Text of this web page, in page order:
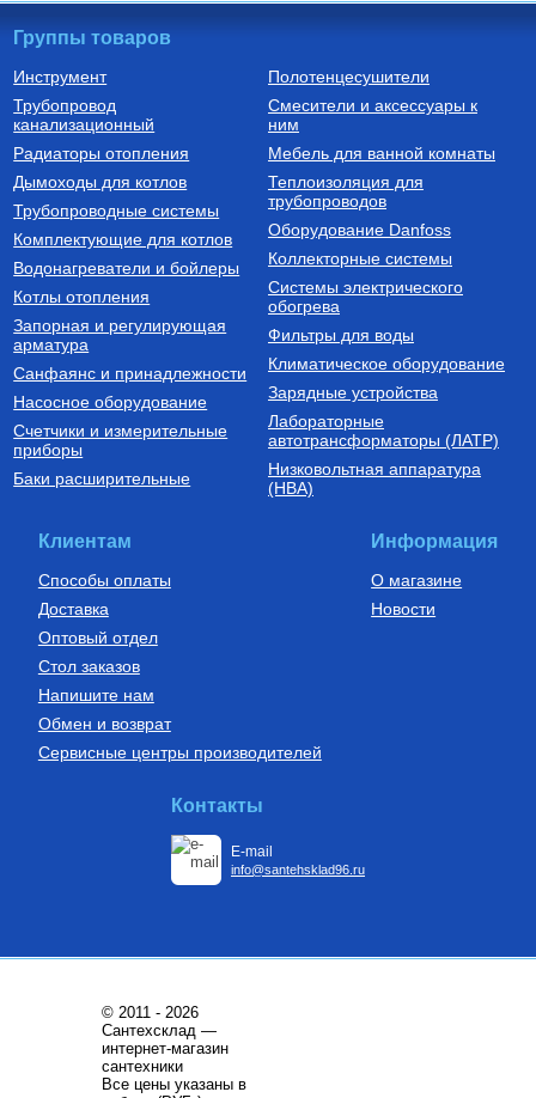
Группы товаров
Инструмент
Трубопровод
канализационный
Радиаторы отопления
Дымоходы для котлов
Трубопроводные системы
Комплектующие для котлов
Водонагреватели и бойлеры
Котлы отопления
Запорная и регулирующая
арматура
Санфаянс и принадлежности
Насосное оборудование
Счетчики и измерительные
приборы
Баки расширительные
Полотенцесушители
Смесители и аксессуары к
ним
Мебель для ванной комнаты
Теплоизоляция для
трубопроводов
Оборудование Danfoss
Коллекторные системы
Системы электрического
обогрева
Фильтры для воды
Климатическое оборудование
Зарядные устройства
Лабораторные
автотрансформаторы (ЛАТР)
Низковольтная аппаратура
(НВА)
Клиентам
Способы оплаты
Доставка
Оптовый отдел
Стол заказов
Напишите нам
Обмен и возврат
Сервисные центры производителей
Информация
О магазине
Новости
Контакты
E-mail
info@santehsklad96.ru
© 2011 - 2026
Сантехсклад —
интернет-магазин
сантехники
Все цены указаны в